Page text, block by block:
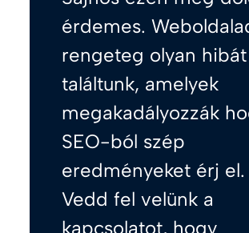
érdemes.
rengeteg olyan hibát
találtunk, amelyek
megakadályozzák
SEO-ból szép
eredményeket érj el.
Vedd fel velünk a
kapcsolatot, hogy